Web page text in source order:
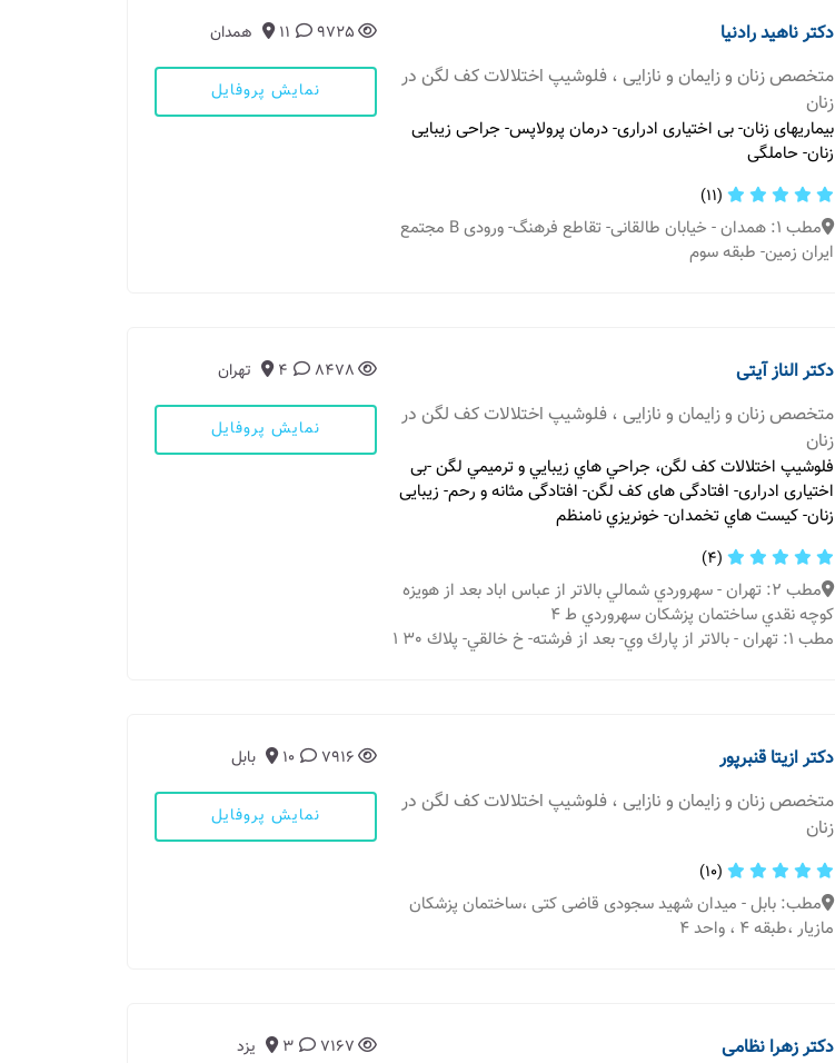
دکتر ناهید رادنیا
متخصص زنان و زایمان و نازایی ، فلوشیپ اختلالات کف لگن در
زنان
بیماریهای زنان- بی اختیاری ادراری- درمان پرولاپس- جراحی زیبایی
زنان- حاملگی
(11)
مطب 1: همدان - خیابان طالقانی- تقاطع فرهنگ- ورودی B مجتمع
ایران زمین- طبقه سوم
9725
11 همدان
نمایش پروفایل
دکتر الناز آیتی
متخصص زنان و زایمان و نازایی ، فلوشیپ اختلالات کف لگن در
زنان
فلوشيپ اختلالات كف لگن، جراحي هاي زيبايي و ترميمي لگن -بی
اختياری ادراری- افتادگی های كف لگن- افتادگی مثانه و رحم- زيبايی
زنان- كيست هاي تخمدان- خونريزي نامنظم
(4)
مطب 2: تهران - سهروردي شمالي بالاتر از عباس اباد بعد از هويزه
كوچه نقدي ساختمان پزشكان سهروردي ط ٤
مطب 1: تهران - بالاتر از پارك وي- بعد از فرشته- خ خالقي- پلاك 30 1
8478
4 تهران
نمایش پروفایل
دکتر ازیتا قنبرپور
متخصص زنان و زایمان و نازایی ، فلوشیپ اختلالات کف لگن در
زنان
(10)
مطب: بابل - میدان شهید سجودی قاضی کتی ،ساختمان پزشکان
مازیار ،طبقه 4 ، واحد 4
7916
10 بابل
نمایش پروفایل
دکتر زهرا نظامی
7167
3 یزد